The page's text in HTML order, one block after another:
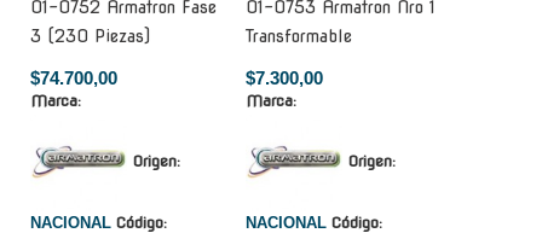
01-0752 Armatron Fase
3 (230 Piezas)
$74.700,00
Marca:
Origen:
NACIONAL Código:
01-0753 Armatron Nro 1
Transformable
$7.300,00
Marca:
Origen:
NACIONAL Código: